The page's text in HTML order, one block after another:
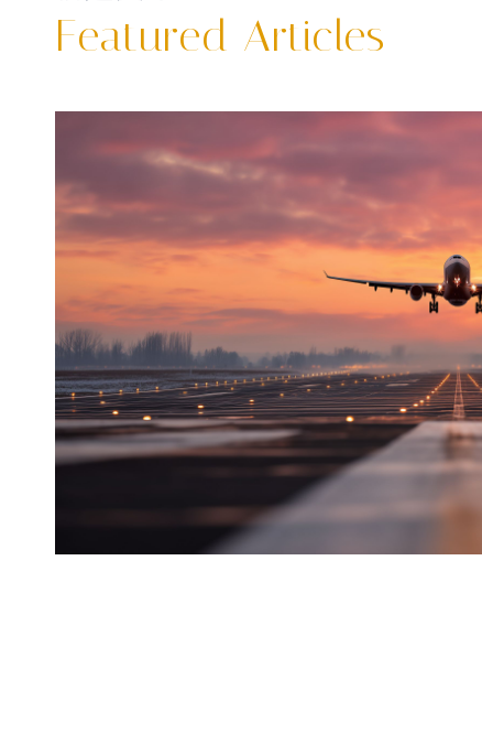
Featured Articles